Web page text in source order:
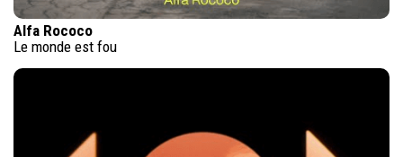
Alfa Rococo
Le monde est fou